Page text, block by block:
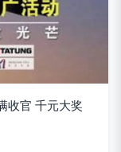
收官 千元大奖